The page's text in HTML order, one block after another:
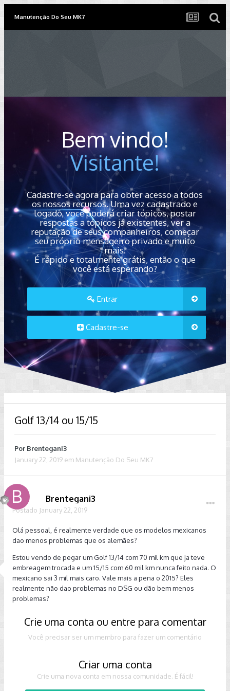
Manutenção Do Seu MK7
Bem vindo!
Visitante!
Cadastre-se agora para obter acesso a todos
os nossos recursos. Uma vez cadastrado e
logado, você poderá criar tópicos, postar
respostas a tópicos já existentes, ver a
reputação de seus companheiros, começar
seu próprio mensageiro privado e muito
mais.
É rápido e totalmente grátis, então o que
você está esperando?
Entrar
Cadastre-se
Golf 13/14 ou 15/15
Por Brentegani3
January 22, 2019 em Manutenção Do Seu MK7
Brentegani3
Postado January 22, 2019
Olá pessoal, é realmente verdade que os modelos mexicanos
dao menos problemas que os alemães?
Estou vendo de pegar um Golf 13/14 com 70 mil km que ja teve
embreagem trocada e um 15/15 com 60 mil km nunca feito nada. O
mexicano sai 3 mil mais caro. Vale mais a pena o 2015? Eles
realmente não dao problemas no DSG ou dão bem menos
problemas?
Crie uma conta ou entre para comentar
Você precisar ser um membro para fazer um comentário
Criar uma conta
Crie uma nova conta em nossa comunidade. É fácil!